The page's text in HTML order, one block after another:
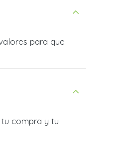
para que
tu compra y tu